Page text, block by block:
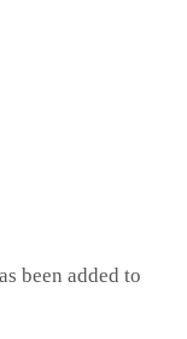
been added to